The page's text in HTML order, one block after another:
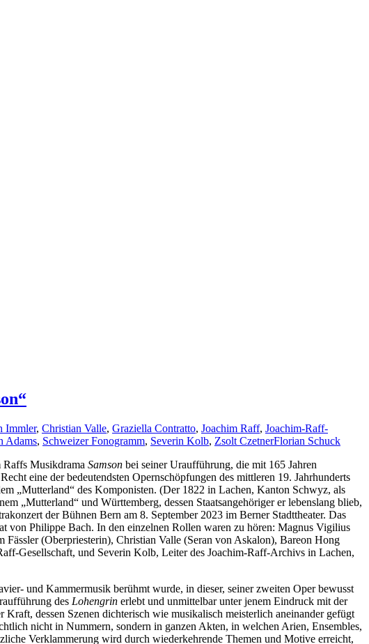
Immler, Christian Valle, Graziella Contratto, Joachim Raff, Joachim-Raff-
Adams, Schweizer Fonogramm, Severin Kolb, Zsolt CzetnerFlorian Schuck
Raffs Musikdrama Samson bei seiner Uraufführung, die mit 165 Jahren
eine der bedeutendsten Opernschöpfungen des mittleren 19. Jahrhunderts
„Mutterland“ des Komponisten. (Der 1822 in Lachen, Kanton Schwyz, als
„Mutterland“ und Württemberg, dessen Staatsangehöriger er lebenslang blieb,
der Bühnen Bern am 8. September 2023 im Berner Stadttheater. Das
von Philippe Bach. In den einzelnen Rollen waren zu hören: Magnus Vigilius
(Oberpriesterin), Christian Valle (Seran von Askalon), Bareon Hong
Gesellschaft, und Severin Kolb, Leiter des Joachim-Raff-Archivs in Lachen,
und Kammermusik berühmt wurde, in dieser, seiner zweiten Oper bewusst
des Lohengrin erlebt und unmittelbar unter jenem Eindruck mit der
dessen Szenen dichterisch wie musikalisch meisterlich aneinander gefügt
nicht in Nummern, sondern in ganzen Akten, in welchen Arien, Ensembles,
Verklammerung wird durch wiederkehrende Themen und Motive erreicht,